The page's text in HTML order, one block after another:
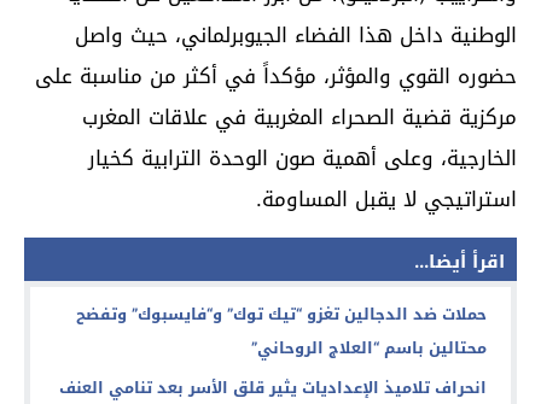
الوطنية داخل هذا الفضاء الجيوبرلماني، حيث واصل
حضوره القوي والمؤثر، مؤكداً في أكثر من مناسبة على
مركزية قضية الصحراء المغربية في علاقات المغرب
الخارجية، وعلى أهمية صون الوحدة الترابية كخيار
استراتيجي لا يقبل المساومة.
اقرأ أيضا...
حملات ضد الدجالين تغزو “تيك توك” و“فايسبوك” وتفضح
محتالين باسم “العلاج الروحاني”
انحراف تلاميذ الإعداديات يثير قلق الأسر بعد تنامي العنف